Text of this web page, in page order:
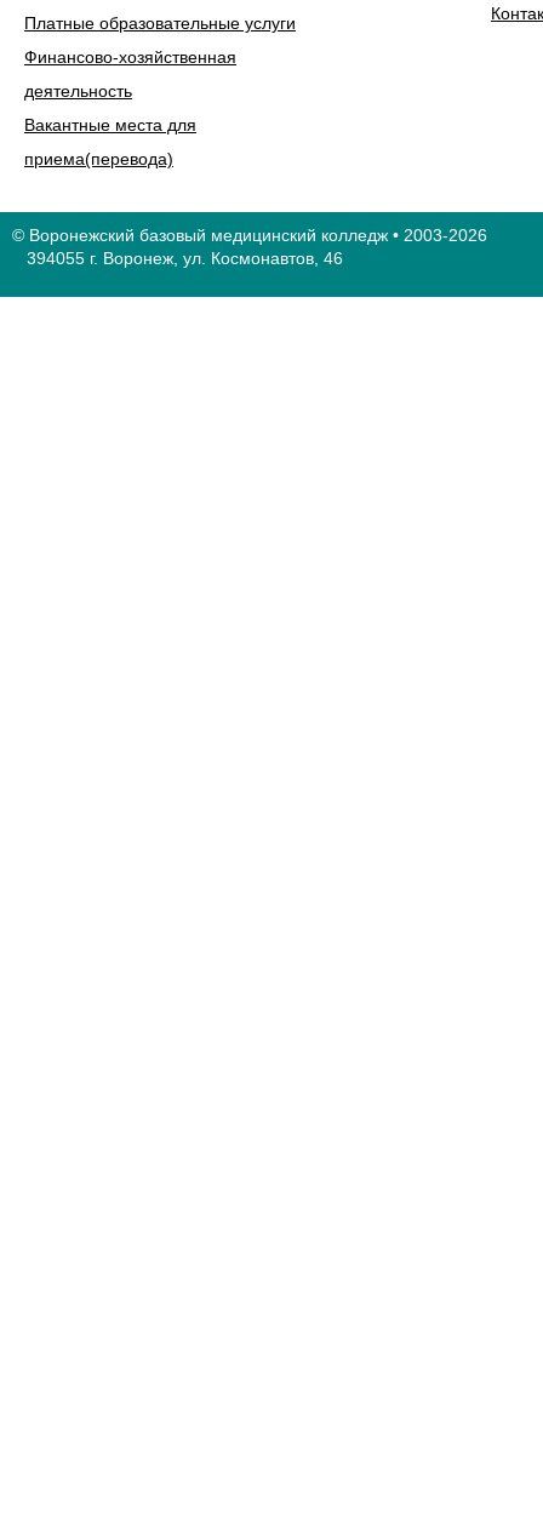
Платные образовательные услуги
Финансово-хозяйственная
деятельность
Вакантные места для
приема(перевода)
© Воронежский базовый медицинский колледж • 2003-2026
394055 г. Воронеж, ул. Космонавтов, 46